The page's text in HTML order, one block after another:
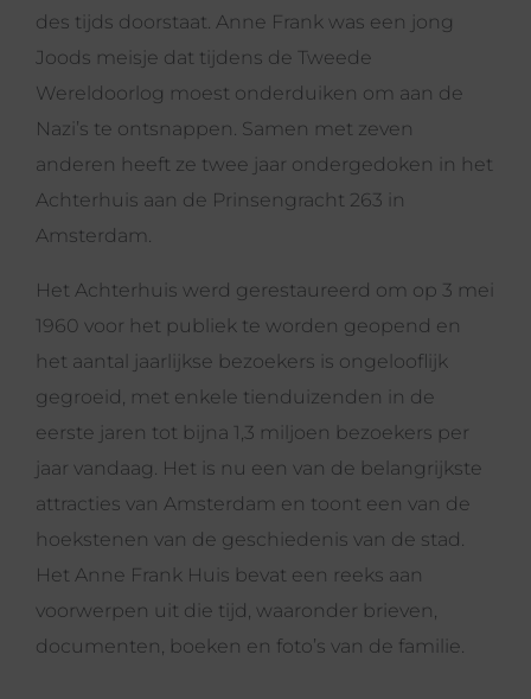
des tijds doorstaat. Anne Frank was een jong
Joods meisje dat tijdens de Tweede
Wereldoorlog moest onderduiken om aan de
Nazi’s te ontsnappen. Samen met zeven
anderen heeft ze twee jaar ondergedoken in het
Achterhuis aan de Prinsengracht 263 in
Amsterdam.
Het Achterhuis werd gerestaureerd om op 3 mei
1960 voor het publiek te worden geopend en
het aantal jaarlijkse bezoekers is ongelooflijk
gegroeid, met enkele tienduizenden in de
eerste jaren tot bijna 1,3 miljoen bezoekers per
jaar vandaag. Het is nu een van de belangrijkste
attracties van Amsterdam en toont een van de
hoekstenen van de geschiedenis van de stad.
Het Anne Frank Huis bevat een reeks aan
voorwerpen uit die tijd, waaronder brieven,
documenten, boeken en foto’s van de familie.